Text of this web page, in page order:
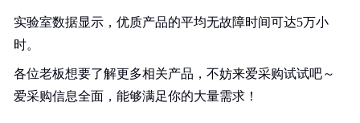
实验室数据显示，优质产品的平均无故障时间可达5万小
时。
各位老板想要了解更多相关产品，不妨来爱采购试试吧～
爱采购信息全面，能够满足你的大量需求！